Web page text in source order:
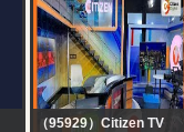
（95929）Citizen TV